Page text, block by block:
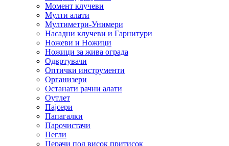
Момент клучеви
Мулти алати
Мултиметри-Унимери
Насадни клучеви и Гарнитури
Ножеви и Ножици
Ножици за жива ограда
Одвртувачи
Оптички инструменти
Организери
Останати рачни алати
Оутлет
Пајсери
Папагалки
Парочистачи
Пегли
Перачи под висок притисок